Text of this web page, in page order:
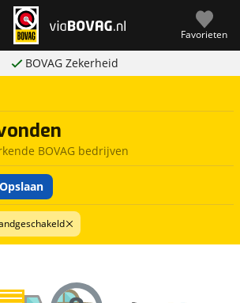
Favorieten
BOVAG Zekerheid
BOVAG bedrijven
Opslaan